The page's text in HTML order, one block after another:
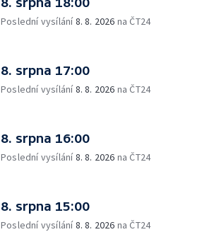
Poslední vysílání8. 8. 2026 na ČT24
8. srpna 17:00
Poslední vysílání8. 8. 2026 na ČT24
8. srpna 16:00
Poslední vysílání8. 8. 2026 na ČT24
8. srpna 15:00
Poslední vysílání8. 8. 2026 na ČT24